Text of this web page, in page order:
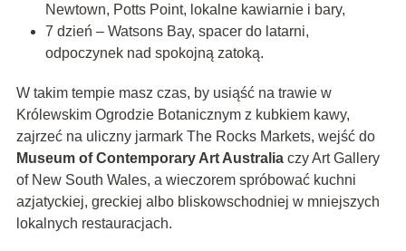
Newtown, Potts Point, lokalne kawiarnie i bary,
7 dzień – Watsons Bay, spacer do latarni,
odpoczynek nad spokojną zatoką.
W takim tempie masz czas, by usiąść na trawie w
Królewskim Ogrodzie Botanicznym z kubkiem kawy,
zajrzeć na uliczny jarmark The Rocks Markets, wejść do
Museum of Contemporary Art Australiaczy Art Gallery
of New South Wales, a wieczorem spróbować kuchni
azjatyckiej, greckiej albo bliskowschodniej w mniejszych
lokalnych restauracjach.